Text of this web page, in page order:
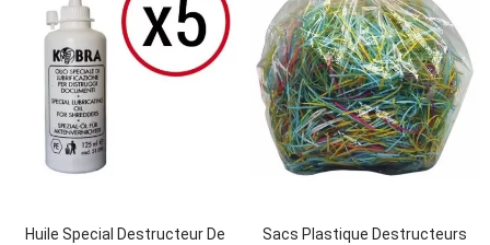
Huile Special Destructeur De
Sacs Plastique Destructeurs